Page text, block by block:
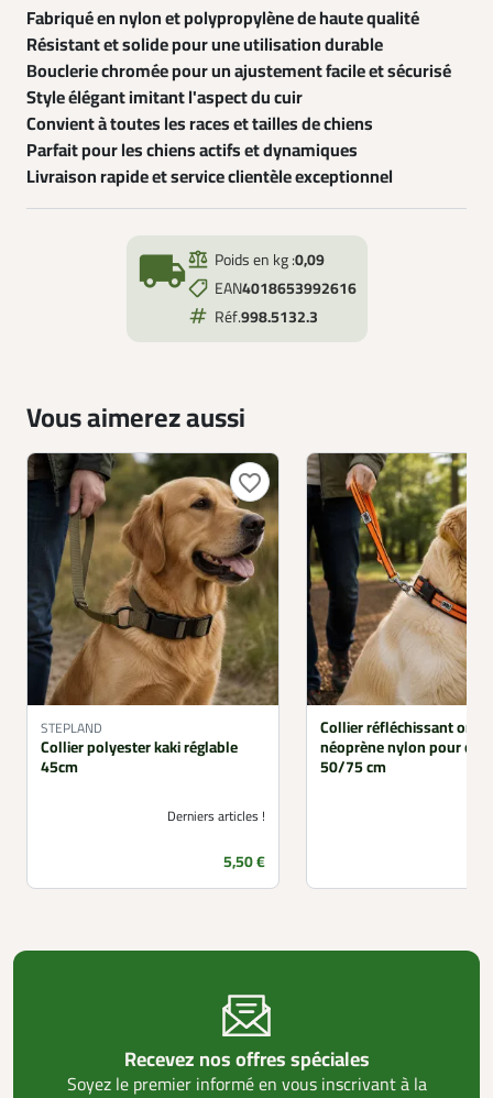
Fabriqué en nylon et polypropylène de haute qualité
Résistant et solide pour une utilisation durable
Bouclerie chromée pour un ajustement facile et sécurisé
Style élégant imitant l'aspect du cuir
Convient à toutes les races et tailles de chiens
Parfait pour les chiens actifs et dynamiques
Livraison rapide et service clientèle exceptionnel
local_shipping Poids en kg :0,09
EAN4018653992616
Réf.998.5132.3
Vous aimerez aussi
favorite_border
STEPLAND
Collier polyester kaki réglable
45cm
Derniers articles !
Prix
5,50 €
Collier réfléchissant
néoprène nylon pour
50/75 cm
Recevez nos offres spéciales
Soyez le premier informé en vous inscrivant à la